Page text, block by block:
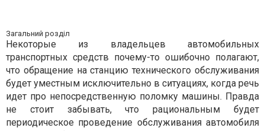
Загальний розділ
Некоторые из владельцев автомобильных
транспортных средств почему-то ошибочно полагают,
что обращение на станцию технического обслуживания
будет уместным исключительно в ситуациях, когда речь
идет про непосредственную поломку машины. Правда
не стоит забывать, что рациональным будет
периодическое проведение обслуживания автомобиля